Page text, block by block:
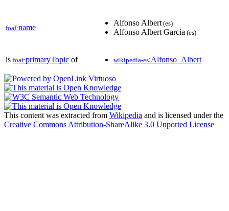
foaf:name
Alfonso Albert (es)
Alfonso Albert García (es)
is foaf:primaryTopic of wikipedia-es:Alfonso_Albert
This content was extracted from Wikipedia and is licensed under the
Creative Commons Attribution-ShareAlike 3.0 Unported License